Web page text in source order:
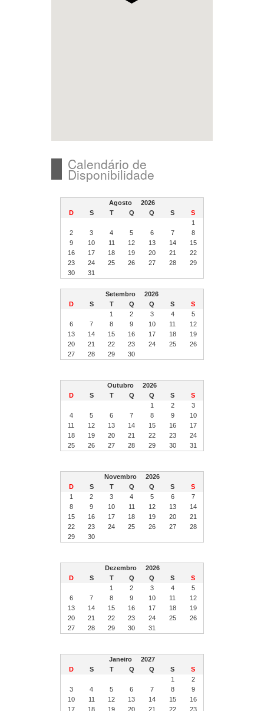
Calendário de
Disponibilidade
Agosto 2026
D
S T Q Q S
S
1
2
3 4 5 6 7
8
9
10 11 12 13 14
15
16
17 18 19 20 21
22
23
24 25 26 27 28
29
30
31
Setembro 2026
D
S T Q Q S
S
1
2 3 4
5
6
7 8 9 10 11
12
13
14 15 16 17 18
19
20
21 22 23 24 25
26
27
28 29 30
Outubro 2026
D
S T Q Q S
S
1
2
3
4
5 6 7 8 9
10
11
12 13 14 15 16
17
18
19 20 21 22 23
24
25
26 27 28 29 30 31
Novembro 2026
D
S T Q Q S
S
1
2 3 4 5 6
7
8
9 10 11 12 13
14
15
16 17 18 19 20
21
22
23 24 25 26 27
28
29
30
Dezembro 2026
D
S T Q Q S
S
1
2 3 4
5
6
7 8 9 10 11
12
13
14 15 16 17 18
19
20
21 22 23 24 25
26
27
28 29 30 31
Janeiro 2027
D
S T Q Q S
S
1
2
3
4 5 6 7 8
9
10
11 12 13 14 15
16
17
18 19 20 21 22
23